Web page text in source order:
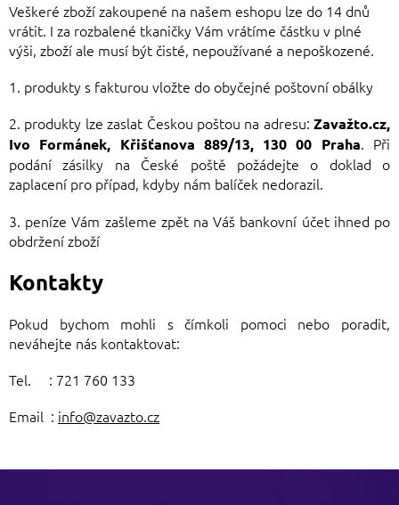
Veškeré zboží zakoupené na našem eshopu lze do 14 dnů
vrátit. I za rozbalené tkaničky Vám vrátíme částku v plné
výši, zboží ale musí být čisté, nepoužívané a nepoškozené.
1. produkty s fakturou vložte do obyčejné poštovní obálky
2. produkty lze zaslat Českou poštou na adresu: Zavažto.cz,
Ivo Formánek, Křišťanova 889/13, 130 00 Praha. Při
podání zásilky na České poště požádejte o doklad o
zaplacení pro případ, kdyby nám balíček nedorazil.
3. peníze Vám zašleme zpět na Váš bankovní účet ihned po
obdržení zboží
Kontakty
Pokud bychom mohli s čímkoli pomoci nebo poradit,
neváhejte nás kontaktovat:
Tel. : 721 760 133
Email : info@zavazto.cz